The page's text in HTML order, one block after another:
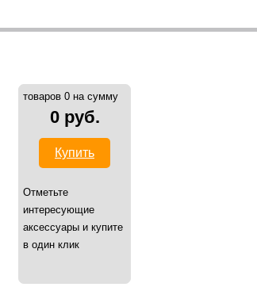
товаров 0 на сумму
0 руб.
Купить
Отметьте
интересующие
аксессуары и купите
в один клик